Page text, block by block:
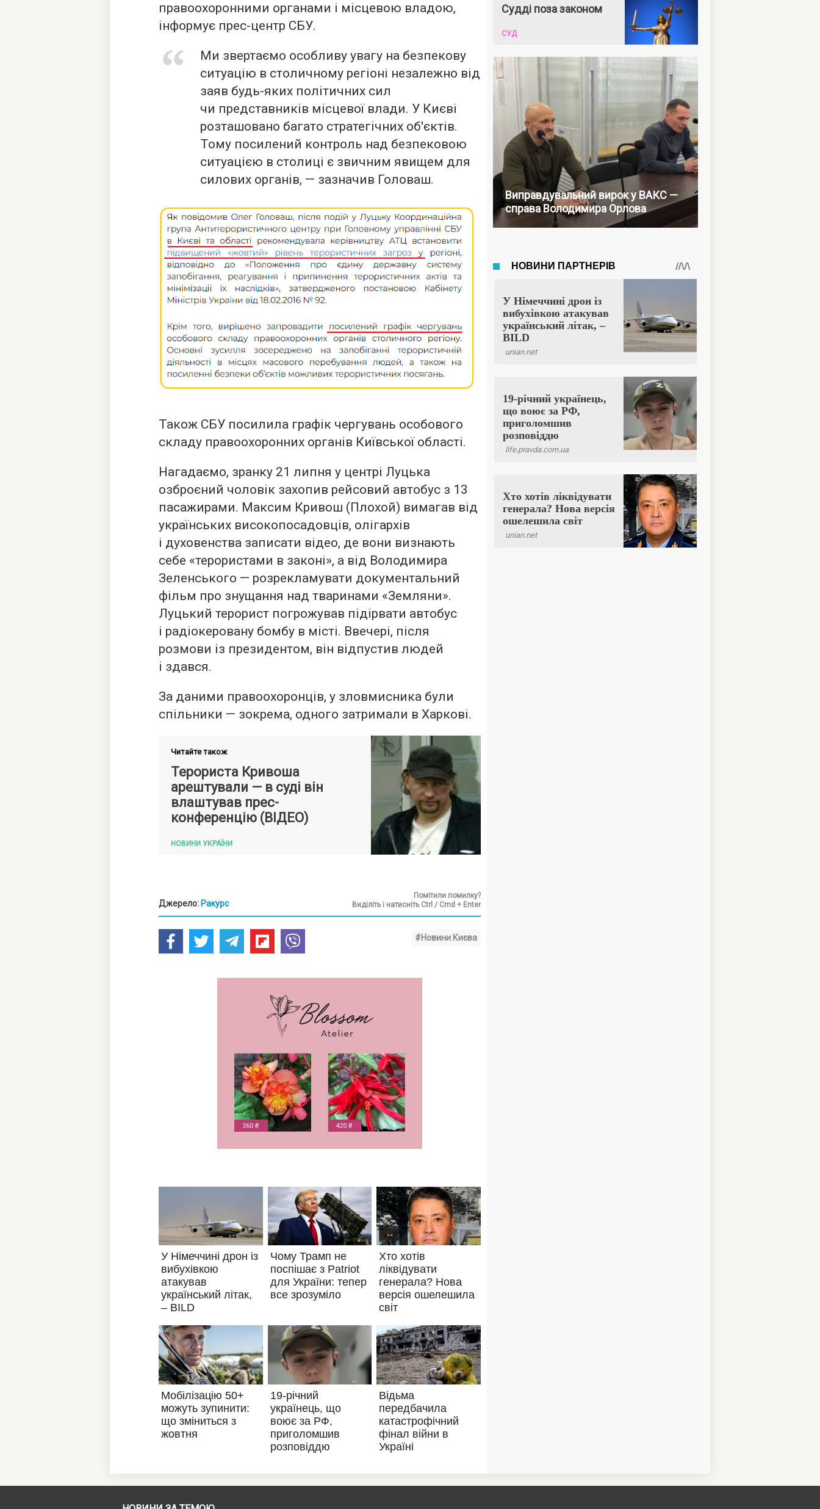
правоохоронними органами і місцевою владою,
інформує прес-центр СБУ.
Ми звертаємо особливу увагу на безпекову
ситуацію в столичному регіоні незалежно від
заяв будь-яких політичних сил
чи представників місцевої влади. У Києві
розташовано багато стратегічних об'єктів.
Тому посилений контроль над безпековою
ситуацією в столиці є звичним явищем для
силових органів, — зазначив Головаш.
Також СБУ посилила графік чергувань особового
складу правоохоронних органів Київської області.
Нагадаємо, зранку 21 липня у центрі Луцька
озброєний чоловік захопив рейсовий автобус з 13
пасажирами. Максим Кривош (Плохой) вимагав від
українських високопосадовців, олігархів
і духовенства записати відео, де вони визнають
себе «терористами в законі», а від Володимира
Зеленського — розрекламувати документальний
фільм про знущання над тваринами «Земляни».
Луцький терорист погрожував підірвати автобус
і радіокеровану бомбу в місті. Ввечері, після
розмови із президентом, він відпустив людей
і здався.
За даними правоохоронців, у зловмисника були
спільники — зокрема, одного затримали в Харкові.
Читайте також
Терориста Кривоша
арештували — в суді він
влаштував прес-
конференцію (ВІДЕО)
НОВИНИ УКРАЇНИ
Джерело: Ракурс
Помітили помилку?
Виділіть і натисніть Ctrl / Cmd + Enter
#Новини Києва
Судді поза законом
СУД
Виправдувальний вирок у ВАКС —
справа Володимира Орлова